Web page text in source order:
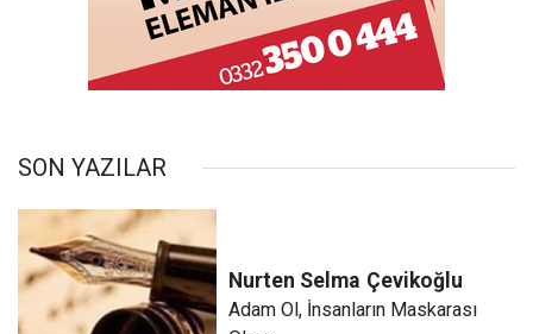
SON YAZILAR
Nurten Selma Çevikoğlu
Adam Ol, İnsanların Maskarası